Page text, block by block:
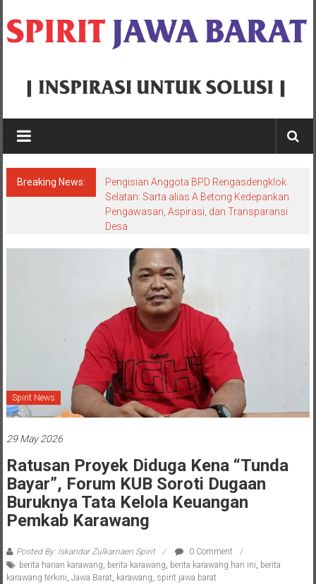
to
content
Spirit
Jawa
Barat
Inspirasi
Breaking News:
Pengisian Anggota BPD Rengasdengklok
Selatan: Sarta alias A Betong Kedepankan
Pengawasan, Aspirasi, dan Transparansi
Desa
Spirit News
29 May 2026
Ratusan Proyek Diduga Kena “Tunda
Bayar”, Forum KUB Soroti Dugaan
Buruknya Tata Kelola Keuangan
Pemkab Karawang
Posted By: Iskandar Zulkarnaen Spirit
0 Comment
berita harian karawang, berita karawang, berita karawang hari ini, berita
karawang terkini, Jawa Barat, karawang, spirit jawa barat